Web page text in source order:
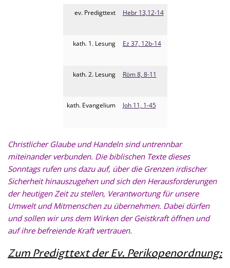
ev. Predigttext
kath. 1. Lesung
kath. 2. Lesung
kath. Evangelium
Hebr 13,12-14
Ez 37, 12b-14
Röm 8, 8-11
Joh 11, 1-45
Christlicher Glaube und Handeln sind untrennbar
miteinander verbunden. Die biblischen Texte dieses
Sonntags rufen uns dazu auf, über die Grenzen irdischer
Sicherheit hinauszugehen und sich den Herausforderungen
der heutigen Zeit zu stellen, Verantwortung für unsere
Umwelt und Mitmenschen zu übernehmen. Dabei dürfen
und sollen wir uns dem Wirken der Geistkraft öffnen und
auf ihre befreiende Kraft vertrauen.
Zum Predigttext der Ev. Perikopenordnung: